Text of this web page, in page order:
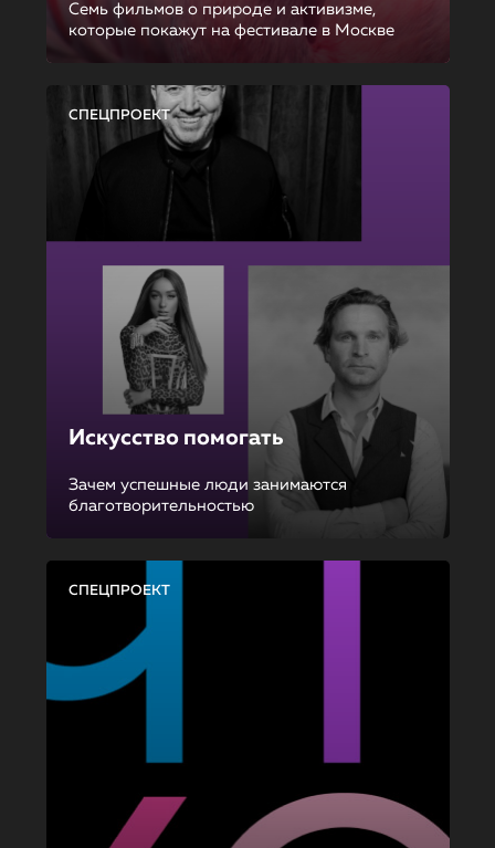
Семь фильмов о природе и активизме,
которые покажут на фестивале в Москве
СПЕЦПРОЕКТ
Искусство помогать
Зачем успешные люди занимаются
благотворительностью
СПЕЦПРОЕКТ